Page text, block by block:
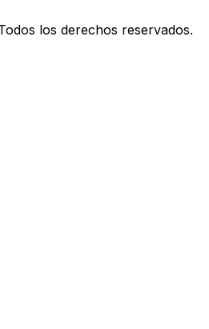
los derechos reservados.